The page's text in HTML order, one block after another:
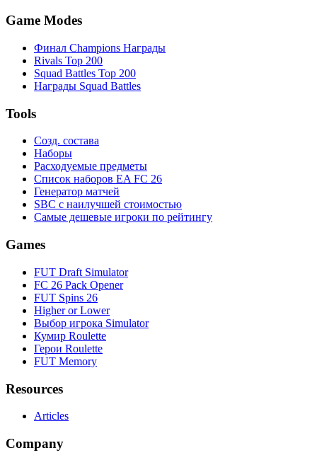
Game Modes
Финал Champions Награды
Rivals Top 200
Squad Battles Top 200
Награды Squad Battles
Tools
Созд. состава
Наборы
Расходуемые предметы
Список наборов EA FC 26
Генератор матчей
SBC с наилучшей стоимостью
Самые дешевые игроки по рейтингу
Games
FUT Draft Simulator
FC 26 Pack Opener
FUT Spins 26
Higher or Lower
Выбор игрока Simulator
Кумир Roulette
Герои Roulette
FUT Memory
Resources
Articles
Company